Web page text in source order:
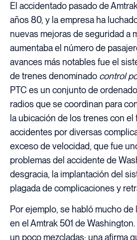
El accidentado pasado de
años 80, y la empresa ha
nuevas mejoras de seguridad a
aumentaba el número de
avances más notables fue el
de trenes denominado control
PTC es un conjunto de
radios que se coordinan para
la ubicación de los trenes con el
accidentes por diversas
exceso de velocidad, que fue
problemas del accidente de
desgracia, la implantación del
plagada de complicaciones y
Por ejemplo, se habló mucho de
en el Amtrak 501 de
un poco mezcladas; una afirma